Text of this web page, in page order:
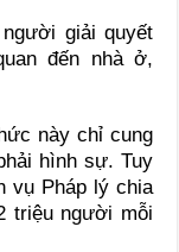
giải quyết
đến nhà ở,
này chỉ cung
hình sự. Tuy
vụ Pháp lý chia
triệu người mỗi